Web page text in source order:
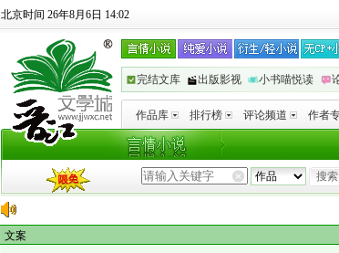
北京时间 26年8月6日 14:02
完结文库 出版影视 小书喵悦读
作品库 排行榜 评论频道 作者
文案